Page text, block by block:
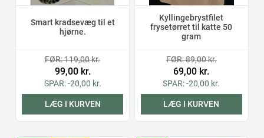
Smart kradsevæg til et
hjørne.
FØR: 119,00 kr.
99,00 kr.
SPAR: -20,00 kr.
LÆG I KURVEN
Kyllingebrystfilet
frysetørret til katte 50
gram
FØR: 89,00 kr.
69,00 kr.
SPAR: -20,00 kr.
LÆG I KURVEN